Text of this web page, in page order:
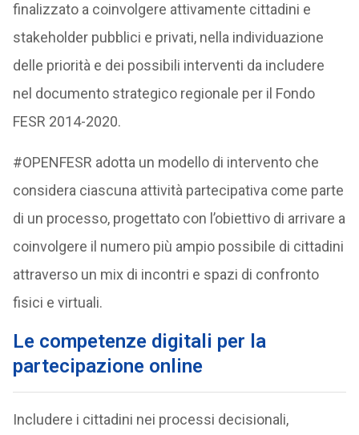
finalizzato a coinvolgere attivamente cittadini e
stakeholder pubblici e privati, nella individuazione
delle priorità e dei possibili interventi da includere
nel documento strategico regionale per il Fondo
FESR 2014-2020.
#OPENFESR adotta un modello di intervento che
considera ciascuna attività partecipativa come parte
di un processo, progettato con l’obiettivo di arrivare a
coinvolgere il numero più ampio possibile di cittadini
attraverso un mix di incontri e spazi di confronto
fisici e virtuali.
Le competenze digitali per la
partecipazione online
Includere i cittadini nei processi decisionali,